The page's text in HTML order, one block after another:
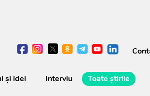
şi idei Interviu Toate știrile